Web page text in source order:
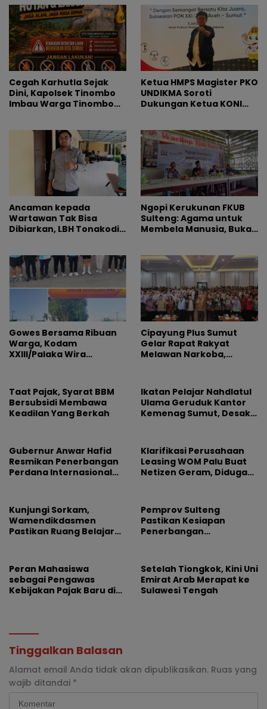
Cegah Karhutla Sejak
Dini, Kapolsek Tinombo
Imbau Warga Tinombo
Ketua HMPS Magister PKO
UNDIKMA Soroti
Dukungan Ketua KONI
Olahraga Arena
Kepentingan Sesaat
Ancaman kepada
Wartawan Tak Bisa
Dibiarkan, LBH Tonakodi
Ngopi Kerukunan FKUB
Sulteng: Agama untuk
Membela Manusia, Bukan
Gowes Bersama Ribuan
Warga, Kodam
XXIII/Palaka Wira
Cipayung Plus Sumut
Gelar Rapat Rakyat
Melawan Narkoba,
Taat Pajak, Syarat BBM
Bersubsidi Membawa
Keadilan Yang Berkah
Ikatan Pelajar Nahdlatul
Ulama Geruduk Kantor
Kemenag Sumut, Desak
Jual Beli Jabatan
Gubernur Anwar Hafid
Resmikan Penerbangan
Perdana Internasional
Klarifikasi Perusahaan
Leasing WOM Palu Buat
Netizen Geram, Diduga
Kunjungi Sorkam,
Wamendikdasmen
Pastikan Ruang Belajar
Pemprov Sulteng
Pastikan Kesiapan
Penerbangan
Peran Mahasiswa
sebagai Pengawas
Kebijakan Pajak Baru di
Setelah Tiongkok, Kini Uni
Emirat Arab Merapat ke
Sulawesi Tengah
Tinggalkan Balasan
Alamat email Anda tidak akan dipublikasikan. Ruas yang
wajib ditandai *